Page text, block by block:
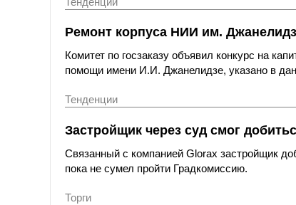
Ремонт корпуса НИИ им.
Комитет по госзаказу объявил конкурс на
помощи имени И.И. Джанелидзе, указано в
Тенденции
Застройщик через суд смог
Связанный с компанией Glorax застройщик
пока не сумел пройти Градкомиссию.
Торги